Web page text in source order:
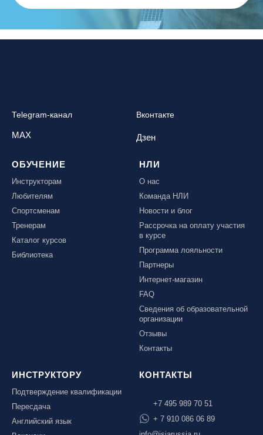
Telegram-канал Вконтакте
MAX Дзен
ОБУЧЕНИЕ
Инструкторам
Любителям
Спортсменам
Тренерам
Каталог курсов
Библиотека
НЛИ
О нас
Команда НЛИ
Новости и блог
Рассрочка на оплату участия
в курсе
Программа лояльности
Партнеры
Интернет-магазин
FAQ
Сведения об образовательной
организации
Отзывы
Контакты
ИНСТРУКТОРУ
Подтверждение квалификации
Пересдача
Английский язык
КОНТАКТЫ
+7 495 989 70 51
+ 7 910 086 06 89